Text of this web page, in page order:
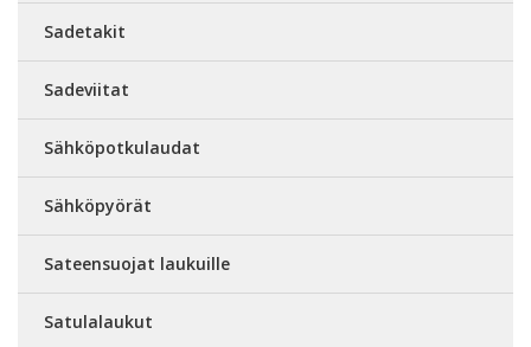
Sadetakit
Sadeviitat
Sähköpotkulaudat
Sähköpyörät
Sateensuojat laukuille
Satulalaukut